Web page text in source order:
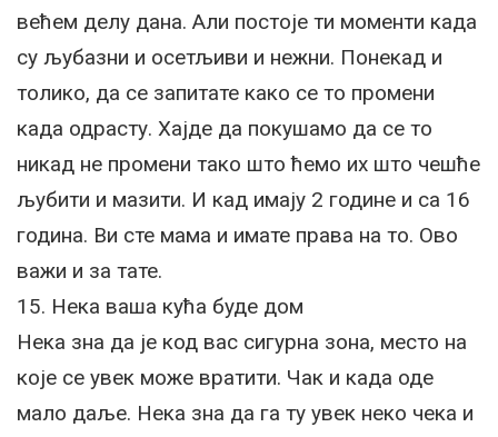
већем делу дана. Али постоје ти моменти када
су љубазни и осетљиви и нежни. Понекад и
толико, да се запитате како се то промени
када одрасту. Хајде да покушамо да се то
никад не промени тако што ћемо их што чешће
љубити и мазити. И кад имају 2 године и са 16
година. Ви сте мама и имате права на то. Ово
важи и за тате.
15. Нека ваша кућа буде дом
Нека зна да је код вас сигурна зона, место на
које се увек може вратити. Чак и када оде
мало даље. Нека зна да га ту увек неко чека и